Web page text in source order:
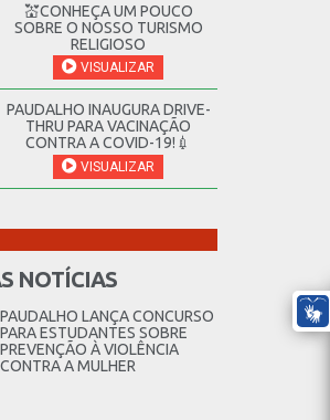
💒CONHEÇA UM POUCO
SOBRE O NOSSO TURISMO
RELIGIOSO
VISUALIZAR
PAUDALHO INAUGURA DRIVE-
THRU PARA VACINAÇÃO
CONTRA A COVID-19!💉
VISUALIZAR
NOTÍCIAS
PAUDALHO LANÇA CONCURSO
PARA ESTUDANTES SOBRE
PREVENÇÃO À VIOLÊNCIA
CONTRA A MULHER